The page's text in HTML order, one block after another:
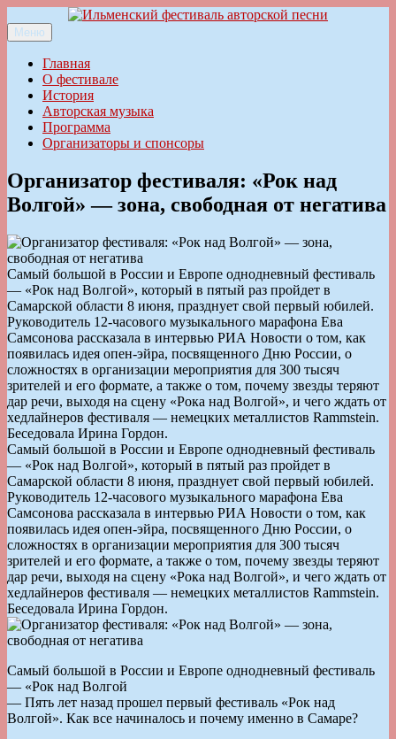
к
содержимому
Ильменский фестиваль авторской песни
Меню
Главная
О фестивале
История
Авторская музыка
Программа
Организаторы и спонсоры
Организатор фестиваля: «Рок над
Волгой» — зона, свободная от негатива
Самый большой в России и Европе однодневный фестиваль
— «Рок над Волгой», который в пятый раз пройдет в
Самарской области 8 июня, празднует свой первый юбилей.
Руководитель 12-часового музыкального марафона Ева
Самсонова рассказала в интервью РИА Новости о том, как
появилась идея опен-эйра, посвященного Дню России, о
сложностях в организации мероприятия для 300 тысяч
зрителей и его формате, а также о том, почему звезды теряют
дар речи, выходя на сцену «Рока над Волгой», и чего ждать от
хедлайнеров фестиваля — немецких металлистов Rammstein.
Беседовала Ирина Гордон.
Самый большой в России и Европе однодневный фестиваль
— «Рок над Волгой», который в пятый раз пройдет в
Самарской области 8 июня, празднует свой первый юбилей.
Руководитель 12-часового музыкального марафона Ева
Самсонова рассказала в интервью РИА Новости о том, как
появилась идея опен-эйра, посвященного Дню России, о
сложностях в организации мероприятия для 300 тысяч
зрителей и его формате, а также о том, почему звезды теряют
дар речи, выходя на сцену «Рока над Волгой», и чего ждать от
хедлайнеров фестиваля — немецких металлистов Rammstein.
Беседовала Ирина Гордон.
Самый большой в России и Европе однодневный фестиваль
— «Рок над Волгой
— Пять лет назад прошел первый фестиваль «Рок над
Волгой». Как все начиналось и почему именно в Самаре?